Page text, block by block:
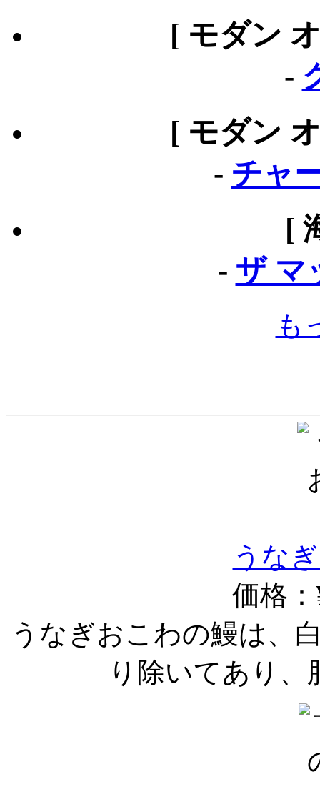
[ モダン
-
[ モダン
- チャ
[
- ザ
も
うな
価格
うなぎおこわの鰻は、
り除いてあり